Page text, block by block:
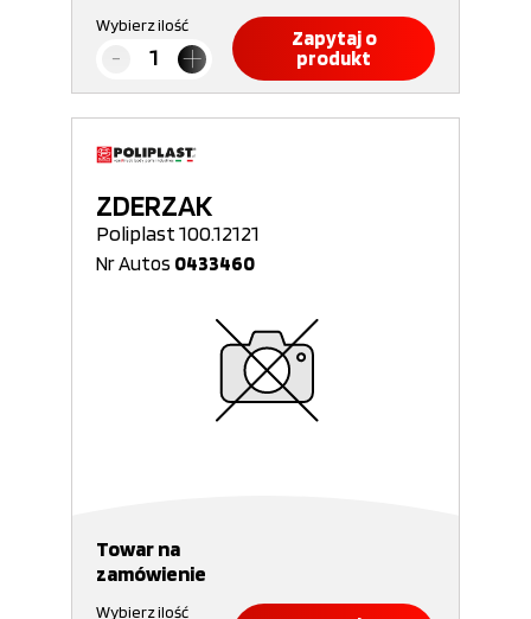
Wybierz ilość
Zapytaj o
produkt
ZDERZAK
Poliplast 100.12121
Nr Autos 0433460
Towar na
zamówienie
Wybierz ilość